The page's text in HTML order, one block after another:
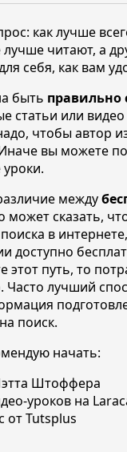
как лучше
читают, а
себя, как вам
быть правильно
статьи или
чтобы автор
вы можете
между
может сказать,
в
доступно
этот путь, то
Часто лучший
поиск.
начать:
Штоффера
уроков на
от Tutsplus